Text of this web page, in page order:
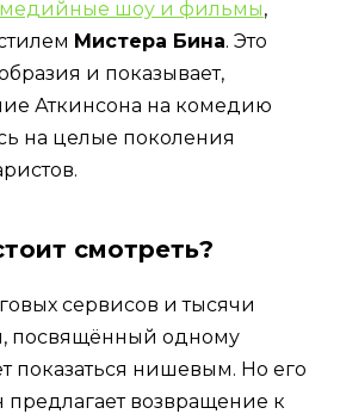
шоу и фильмы,
Мистера Бина. Это
и показывает,
Аткинсона на комедию
на целые поколения
смотреть?
сервисов и тысячи
посвящённый одному
показаться нишевым. Но его
предлагает возвращение к